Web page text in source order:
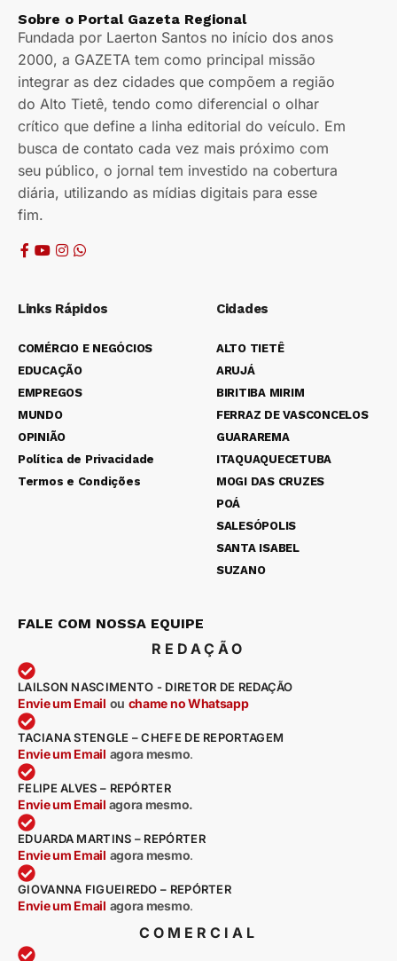
Sobre o Portal Gazeta Regional
Fundada por Laerton Santos no início dos anos
2000, a GAZETA tem como principal missão
integrar as dez cidades que compõem a região
do Alto Tietê, tendo como diferencial o olhar
crítico que define a linha editorial do veículo. Em
busca de contato cada vez mais próximo com
seu público, o jornal tem investido na cobertura
diária, utilizando as mídias digitais para esse
fim.
Links Rápidos
COMÉRCIO E NEGÓCIOS
EDUCAÇÃO
EMPREGOS
MUNDO
OPINIÃO
Política de Privacidade
Termos e Condições
Cidades
ALTO TIETÊ
ARUJÁ
BIRITIBA MIRIM
FERRAZ DE VASCONCELOS
GUARAREMA
ITAQUAQUECETUBA
MOGI DAS CRUZES
POÁ
SALESÓPOLIS
SANTA ISABEL
SUZANO
FALE COM NOSSA EQUIPE
REDAÇÃO
LAILSON NASCIMENTO - DIRETOR DE REDAÇÃO
Envie um Email ou chame no Whatsapp
TACIANA STENGLE – CHEFE DE REPORTAGEM
Envie um Email agora mesmo.
FELIPE ALVES – REPÓRTER
Envie um Email agora mesmo.
EDUARDA MARTINS – REPÓRTER
Envie um Email agora mesmo.
GIOVANNA FIGUEIREDO – REPÓRTER
Envie um Email agora mesmo.
COMERCIAL